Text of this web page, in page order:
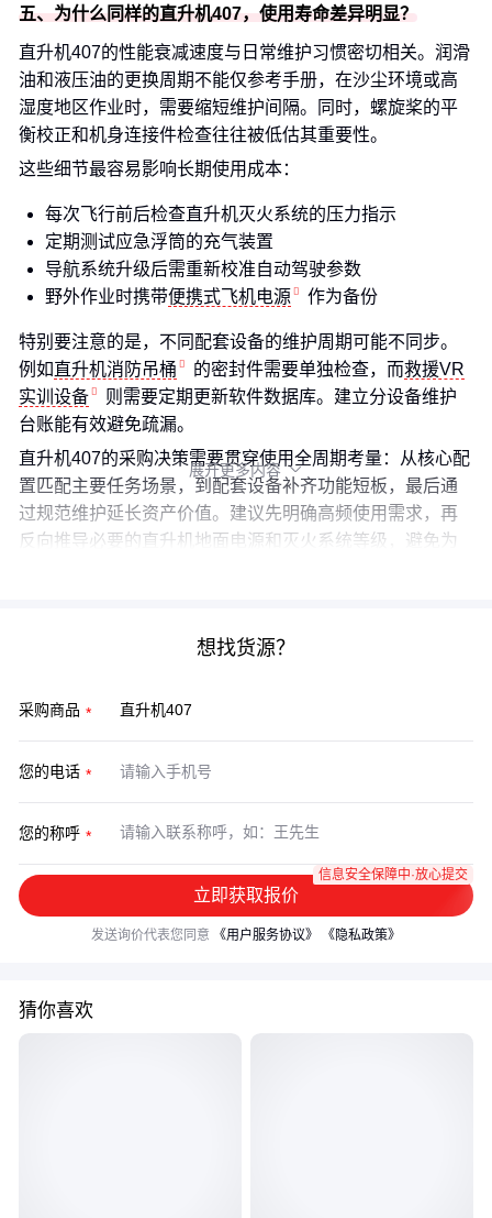
五、为什么同样的直升机407，使用寿命差异明显？
直升机407的性能衰减速度与日常维护习惯密切相关。润滑
油和液压油的更换周期不能仅参考手册，在沙尘环境或高
湿度地区作业时，需要缩短维护间隔。同时，螺旋桨的平
衡校正和机身连接件检查往往被低估其重要性。
这些细节最容易影响长期使用成本：
每次飞行前后检查直升机灭火系统的压力指示
定期测试应急浮筒的充气装置
导航系统升级后需重新校准自动驾驶参数
野外作业时携带便携式飞机电源 作为备份
特别要注意的是，不同配套设备的维护周期可能不同步。
例如直升机消防吊桶 的密封件需要单独检查，而救援VR
实训设备
则需要定期更新软件数据库。建立分设备维护
台账能有效避免疏漏。
直升机407的采购决策需要贯穿使用全周期考量：从核心配
置匹配主要任务场景，到配套设备补齐功能短板，最后通
过规范维护延长资产价值。建议先明确高频使用需求，再
反向推导必要的直升机地面电源和灭火系统等级，避免为
展开更多内容 
想找货源？
采购商品
您的电话
您的称呼
立即获取报价
信息安全保障中·放心提交
发送询价代表您同意 《用户服务协议》 《隐私政策》
猜你喜欢